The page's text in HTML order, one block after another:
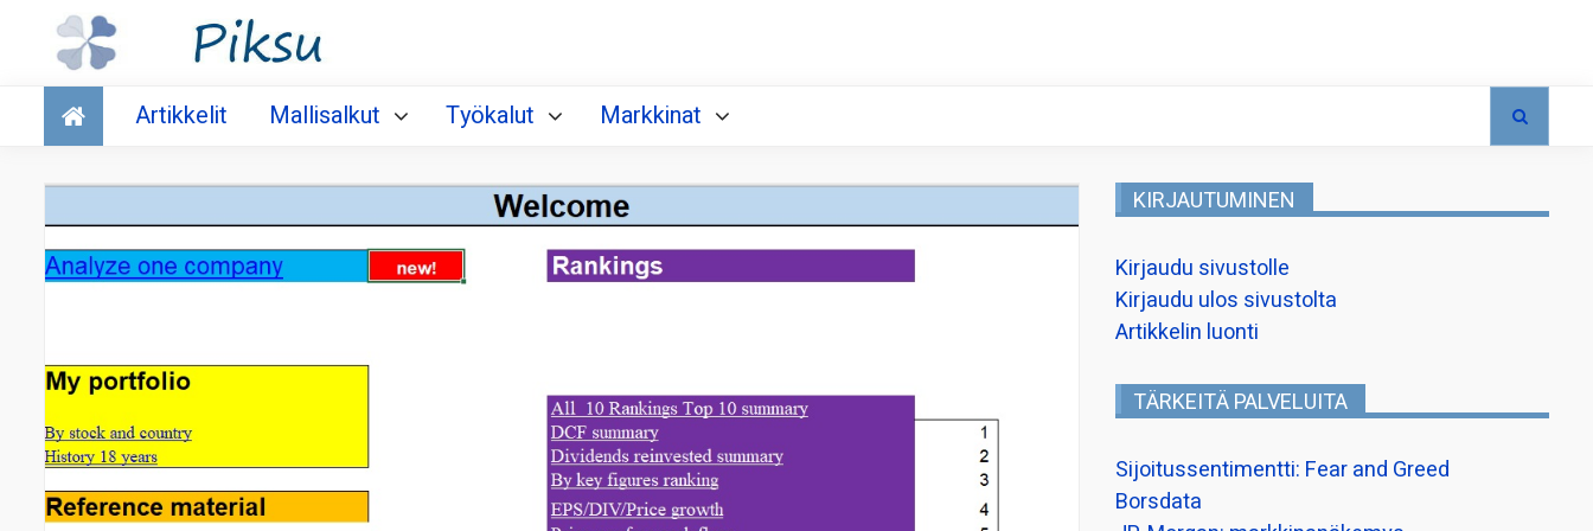
Talous
Artikkelit Mallisalkut Työkalut Markkinat
KIRJAUTUMINEN
Kirjaudu sivustolle
Kirjaudu ulos sivustolta
Artikkelin luonti
TÄRKEITÄ PALVELUITA
Sijoitussentimentti: Fear and Greed
Borsdata